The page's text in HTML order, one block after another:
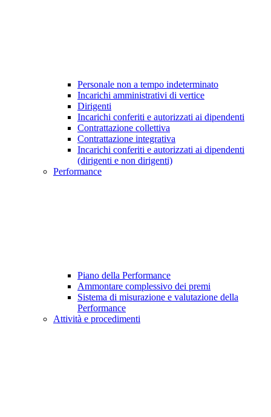
Personale non a tempo indeterminato
Incarichi amministrativi di vertice
Dirigenti
Incarichi conferiti e autorizzati ai dipendenti
Contrattazione collettiva
Contrattazione integrativa
Incarichi conferiti e autorizzati ai dipendenti
(dirigenti e non dirigenti)
Performance
Piano della Performance
Ammontare complessivo dei premi
Sistema di misurazione e valutazione della
Performance
Attività e procedimenti